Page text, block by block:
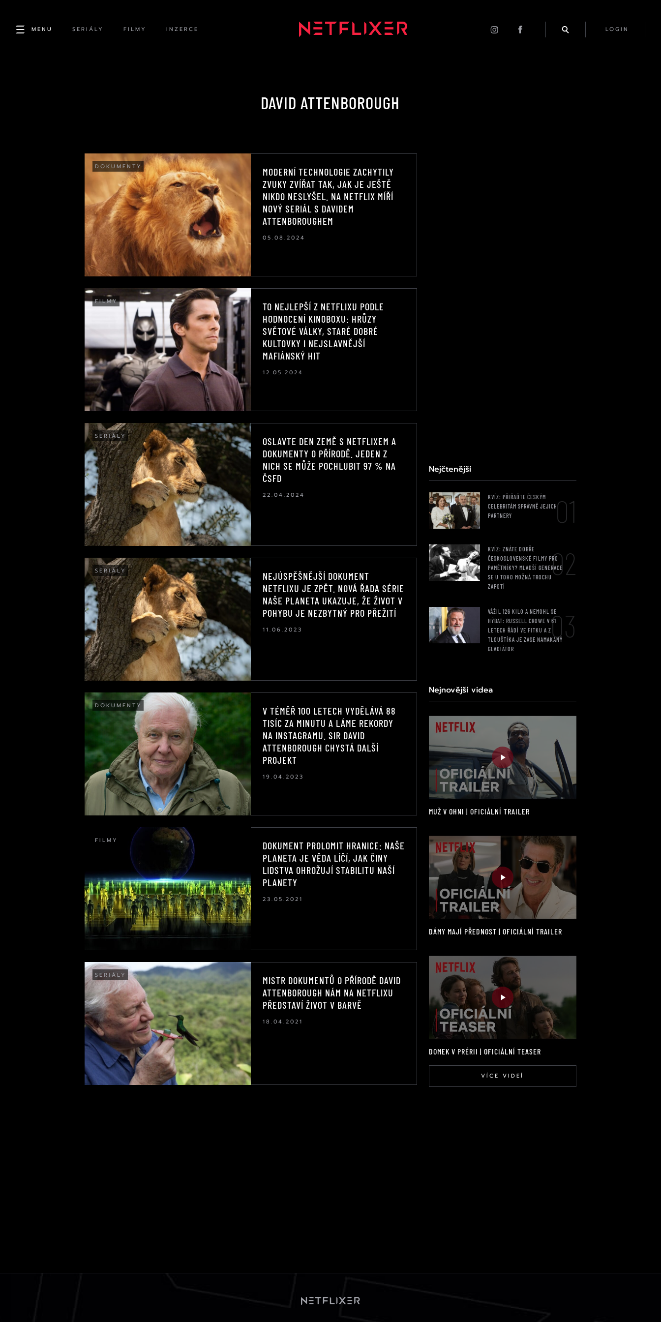
MENU SERIÁLY FILMY INZERCE LOGIN
DAVID ATTENBOROUGH
DOKUMENTY
MODERNÍ TECHNOLOGIE ZACHYTILY
ZVUKY ZVÍŘAT TAK, JAK JE JEŠTĚ
NIKDO NESLYŠEL. NA NETFLIX MÍŘÍ
NOVÝ SERIÁL S DAVIDEM
ATTENBOROUGHEM
05.08.2024
FILMY
TO NEJLEPŠÍ Z NETFLIXU PODLE
HODNOCENÍ KINOBOXU: HRŮZY
SVĚTOVÉ VÁLKY, STARÉ DOBRÉ
KULTOVKY I NEJSLAVNĚJŠÍ
MAFIÁNSKÝ HIT
12.05.2024
SERIÁLY
OSLAVTE DEN ZEMĚ S NETFLIXEM A
DOKUMENTY O PŘÍRODĚ. JEDEN Z
NICH SE MŮŽE POCHLUBIT 97 % NA
ČSFD
22.04.2024
SERIÁLY
NEJÚSPĚŠNĚJŠÍ DOKUMENT
NETFLIXU JE ZPĚT. NOVÁ ŘADA SÉRIE
NAŠE PLANETA UKAZUJE, ŽE ŽIVOT V
POHYBU JE NEZBYTNÝ PRO PŘEŽITÍ
11.06.2023
DOKUMENTY
V TÉMĚŘ 100 LETECH VYDĚLÁVÁ 88
TISÍC ZA MINUTU A LÁME REKORDY
NA INSTAGRAMU. SIR DAVID
ATTENBOROUGH CHYSTÁ DALŠÍ
PROJEKT
19.04.2023
FILMY
DOKUMENT PROLOMIT HRANICE: NAŠE
PLANETA JE VĚDA LÍČÍ, JAK ČINY
LIDSTVA OHROŽUJÍ STABILITU NAŠÍ
PLANETY
23.05.2021
SERIÁLY
MISTR DOKUMENTŮ O PŘÍRODĚ DAVID
ATTENBOROUGH NÁM NA NETFLIXU
PŘEDSTAVÍ ŽIVOT V BARVĚ
18.04.2021
Nejčtenější
KVÍZ: PŘIŘAĎTE ČESKÝM
CELEBRITÁM SPRÁVNĚ JEJICH
PARTNERY
01
KVÍZ: ZNÁTE DOBŘE
ČESKOSLOVENSKÉ FILMY PRO
PAMĚTNÍKY? MLADŠÍ GENERACE
SE U TOHO MOŽNÁ TROCHU
ZAPOTÍ
02
VÁŽIL 126 KILO A NEMOHL SE
HÝBAT: RUSSELL CROWE V 61
LETECH ŘÁDÍ VE FITKU A Z
TLOUŠTÍKA JE ZASE NAMAKANÝ
GLADIÁTOR
03
Nejnovější videa
MUŽ V OHNI | OFICIÁLNÍ TRAILER
DÁMY MAJÍ PŘEDNOST | OFICIÁLNÍ TRAILER
DOMEK V PRÉRII | OFICIÁLNÍ TEASER
VÍCE VIDEÍ